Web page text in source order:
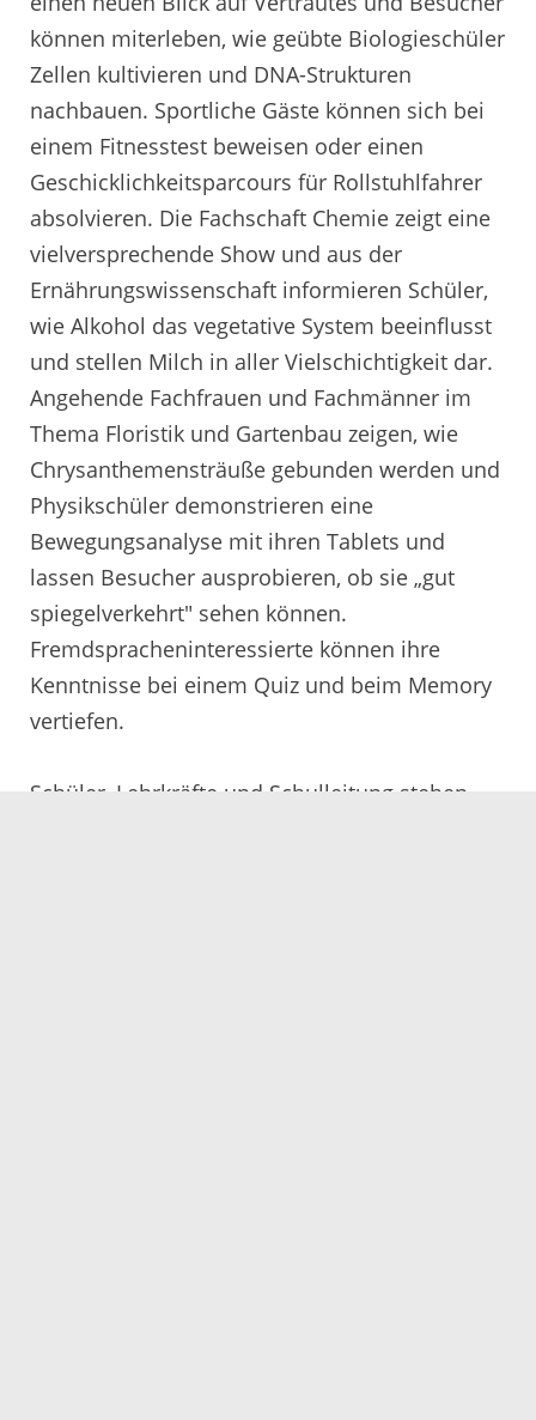
können miterleben, wie geübte Biologieschüler
Zellen kultivieren und DNA-Strukturen
nachbauen. Sportliche Gäste können sich bei
einem Fitnesstest beweisen oder einen
Geschicklichkeitsparcours für Rollstuhlfahrer
absolvieren. Die Fachschaft Chemie zeigt eine
vielversprechende Show und aus der
Ernährungswissenschaft informieren Schüler,
wie Alkohol das vegetative System beeinflusst
und stellen Milch in aller Vielschichtigkeit dar.
Angehende Fachfrauen und Fachmänner im
Thema Floristik und Gartenbau zeigen, wie
Chrysanthemensträuße gebunden werden und
Physikschüler demonstrieren eine
Bewegungsanalyse mit ihren Tablets und
lassen Besucher ausprobieren, ob sie „gut
spiegelverkehrt" sehen können.
Fremdspracheninteressierte können ihre
Kenntnisse bei einem Quiz und beim Memory
vertiefen.
Schüler, Lehrkräfte und Schulleitung stehen